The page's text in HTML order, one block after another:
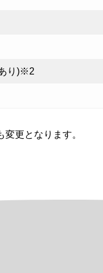
り)※2
更となります。